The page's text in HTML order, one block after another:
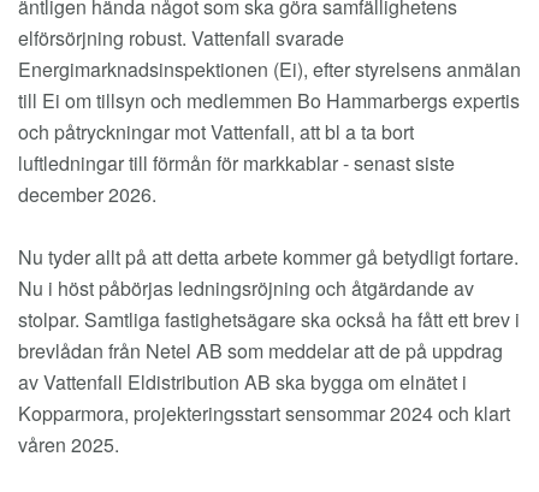
äntligen hända något som ska göra samfällighetens
elförsörjning robust. Vattenfall svarade
Energimarknadsinspektionen (Ei), efter styrelsens anmälan
till Ei om tillsyn och medlemmen Bo Hammarbergs expertis
och påtryckningar mot Vattenfall, att bl a ta bort
luftledningar till förmån för markkablar - senast siste
december 2026.
Nu tyder allt på att detta arbete kommer gå betydligt fortare.
Nu i höst påbörjas ledningsröjning och åtgärdande av
stolpar. Samtliga fastighetsägare ska också ha fått ett brev i
brevlådan från Netel AB som meddelar att de på uppdrag
av Vattenfall Eldistribution AB ska bygga om elnätet i
Kopparmora, projekteringsstart sensommar 2024 och klart
våren 2025.